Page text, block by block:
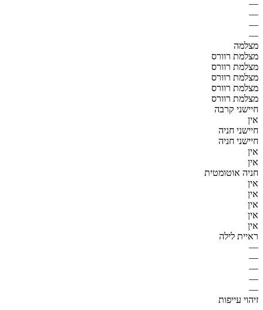
—
—
—
—
מצלמה
מצלמת רוורס
מצלמת רוורס
מצלמת רוורס
מצלמת רוורס
מצלמת רוורס
חיישני קרבה
אין
חיישני חניה
חיישני חניה
אין
אין
חניה אוטומטית
אין
אין
אין
אין
אין
ראיית לילה
—
—
—
—
—
זיהוי עייפות